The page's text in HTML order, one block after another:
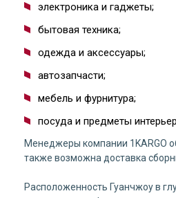
электроника и гаджеты;
бытовая техника;
одежда и аксессуары;
автозапчасти;
мебель и фурнитура;
посуда и предметы
Менеджеры компании 1KARGO
также возможна доставка
Расположенность Гуанчжоу в